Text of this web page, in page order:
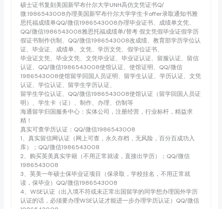
硕士证书复刻美国新罕布什尔大学UNH高仿文凭证书Q/
微:1986543008办理美国新罕布什尔大学学生卡offer录取通知书雅
思托福成绩单QQ/微信1986543008办理毕业证书、成绩单文凭、
QQ/微信1986543008雅思托福成绩单/替考 假文凭假毕业证假学历
假证书制作仿制、QQ/微信1986543008改成绩、教育部学历学位认
证、毕业证、成绩单、文凭、学历文凭、假学位证书、
毕业证文凭、毕业文凭、文凭毕业证、毕业证认证、留服认证、留信
认证、QQ/微信1986543008使馆认证、使馆证明、QQ/微信
1986543008使馆留学回国人员证明、留学生认证、学历认证、文凭
认证、学位认证、留学生学历认证、
留学生学位认证、QQ/微信1986543008使馆认证（留学回国人员证
明）、学生卡（证）、制作、办理、仿制等
海通留学归国服务中心：实体公司，注册经营，行业标杆，精益求
精！
真实可查学历认证：QQ/微信1986543008
1、真实留信网认证（网上可查，永久存档，无风险，百分百成功入
库）；QQ/微信1986543008
2、购买英美真实学籍（不用正常就读，直接出学历）；QQ/微信
1986543008
3、英美一年硕士保毕业证项目（保录取，学校挂名，不用正常就
读，保毕业）QQ/微信1986543008
4、WSE认证（出入境不符或未正常出国留学的同学想办理国外学历
认证的话，必须要办理WSE认证才能进一步办理学历认证）QQ/微信